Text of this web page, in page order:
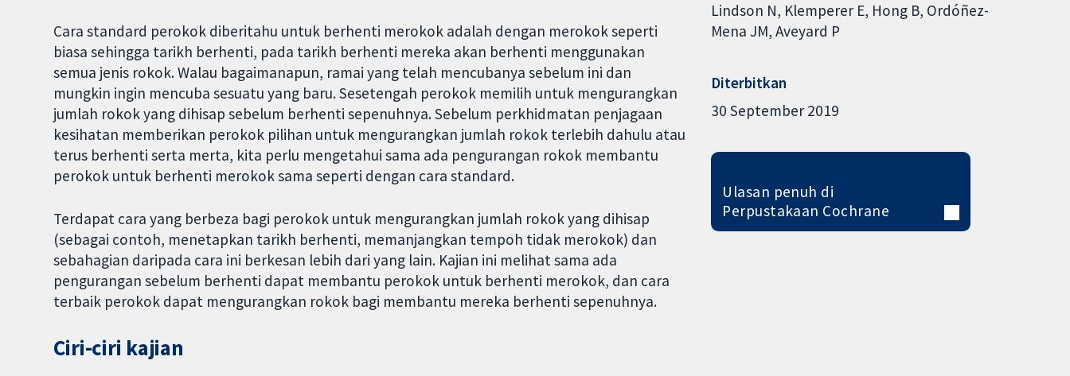
Cara standard perokok diberitahu untuk berhenti merokok adalah dengan merokok seperti
biasa sehingga tarikh berhenti, pada tarikh berhenti mereka akan berhenti menggunakan
semua jenis rokok. Walau bagaimanapun, ramai yang telah mencubanya sebelum ini dan
mungkin ingin mencuba sesuatu yang baru. Sesetengah perokok memilih untuk mengurangkan
jumlah rokok yang dihisap sebelum berhenti sepenuhnya. Sebelum perkhidmatan penjagaan
kesihatan memberikan perokok pilihan untuk mengurangkan jumlah rokok terlebih dahulu atau
terus berhenti serta merta, kita perlu mengetahui sama ada pengurangan rokok membantu
perokok untuk berhenti merokok sama seperti dengan cara standard.
Terdapat cara yang berbeza bagi perokok untuk mengurangkan jumlah rokok yang dihisap
(sebagai contoh, menetapkan tarikh berhenti, memanjangkan tempoh tidak merokok) dan
sebahagian daripada cara ini berkesan lebih dari yang lain. Kajian ini melihat sama ada
pengurangan sebelum berhenti dapat membantu perokok untuk berhenti merokok, dan cara
terbaik perokok dapat mengurangkan rokok bagi membantu mereka berhenti sepenuhnya.
Ciri-ciri kajian
Lindson N Klemperer E Hong B Ordóñez-
Mena JM Aveyard P
Diterbitkan
30 September 2019
Ulasan penuh di
Perpustakaan Cochrane